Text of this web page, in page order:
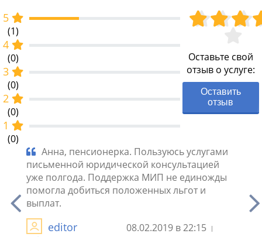
5
(1)
4
(0)
3
(0)
2
(0)
1
(0)
Оставьте свой
отзыв о услуге:
Оставить
отзыв
Анна, пенсионерка. Пользуюсь услугами
письменной юридической консультацией
уже полгода. Поддержка МИП не единожды
помогла добиться положенных льгот и
выплат.
editor 08.02.2019 в 22:15